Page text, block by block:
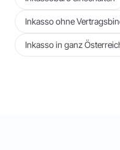
Inkasso ohne
Inkasso in ganz